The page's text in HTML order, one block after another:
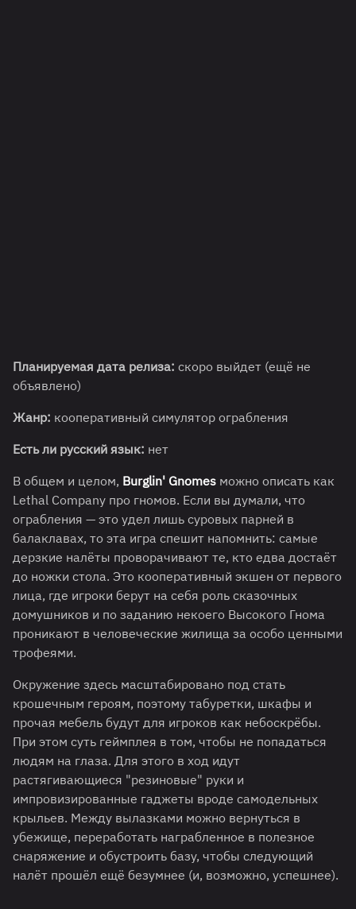
Планируемая дата релиза: скоро выйдет (ещё не
объявлено)
Жанр: кооперативный симулятор ограбления
Есть ли русский язык: нет
В общем и целом, Burglin' Gnomes можно описать как
Lethal Company про гномов. Если вы думали, что
ограбления — это удел лишь суровых парней в
балаклавах, то эта игра спешит напомнить: самые
дерзкие налёты проворачивают те, кто едва достаёт
до ножки стола. Это кооперативный экшен от первого
лица, где игроки берут на себя роль сказочных
домушников и по заданию некоего Высокого Гнома
проникают в человеческие жилища за особо ценными
трофеями.
Окружение здесь масштабировано под стать
крошечным героям, поэтому табуретки, шкафы и
прочая мебель будут для игроков как небоскрёбы.
При этом суть геймплея в том, чтобы не попадаться
людям на глаза. Для этого в ход идут
растягивающиеся "резиновые" руки и
импровизированные гаджеты вроде самодельных
крыльев. Между вылазками можно вернуться в
убежище, переработать награбленное в полезное
снаряжение и обустроить базу, чтобы следующий
налёт прошёл ещё безумнее (и, возможно, успешнее).